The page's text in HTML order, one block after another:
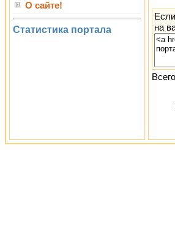
О сайте!
Статистика портала
на